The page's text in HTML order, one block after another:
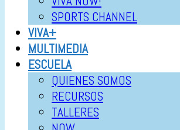
SPORTS CHANNEL
VIVA+
MULTIMEDIA
ESCUELA
QUIENES SOMOS
RECURSOS
TALLERES